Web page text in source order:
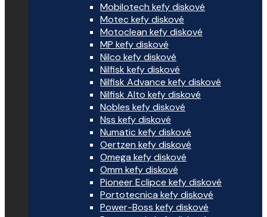
Mobilotech kefy diskové
Motec kefy diskové
Motoclean kefy diskové
MP kefy diskové
Nilco kefy diskové
Nilfisk kefy diskové
Nilfisk Advance kefy diskové
Nilfisk Alto kefy diskové
Nobles kefy diskové
Nss kefy diskové
Numatic kefy diskové
Oertzen kefy diskové
Omega kefy diskové
Omm kefy diskové
Pioneer Eclipce kefy diskové
Portotecnica kefy diskové
Power-Boss kefy diskové